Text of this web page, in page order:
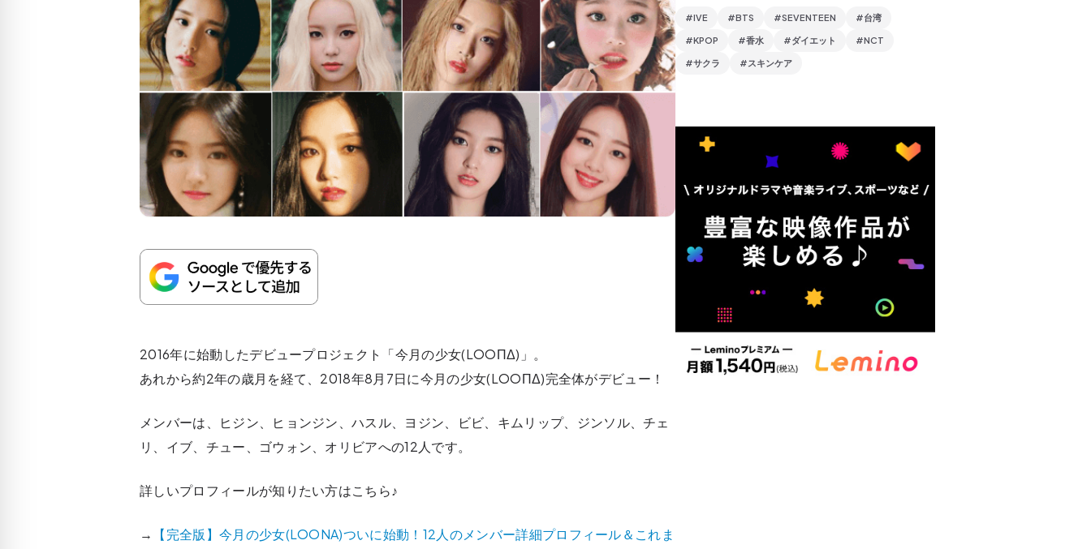
2016年に始動したデビュープロジェクト「今月の少女(LOOΠΔ)」。
あれから約2年の歳月を経て、2018年8月7日に今月の少女(LOOΠΔ)完全体がデビュー！
メンバーは、ヒジン、ヒョンジン、ハスル、ヨジン、ビビ、キムリップ、ジンソル、チェ
リ、イブ、チュー、ゴウォン、オリビアへの12人です。
詳しいプロフィールが知りたい方はこちら♪
→
【完全版】今月の少女(LOONA)ついに始動！12人のメンバー詳細プロフィール＆これま
#IVE #BTS #SEVENTEEN #台湾
#KPOP #香水 #ダイエット #NCT
#サクラ #スキンケア